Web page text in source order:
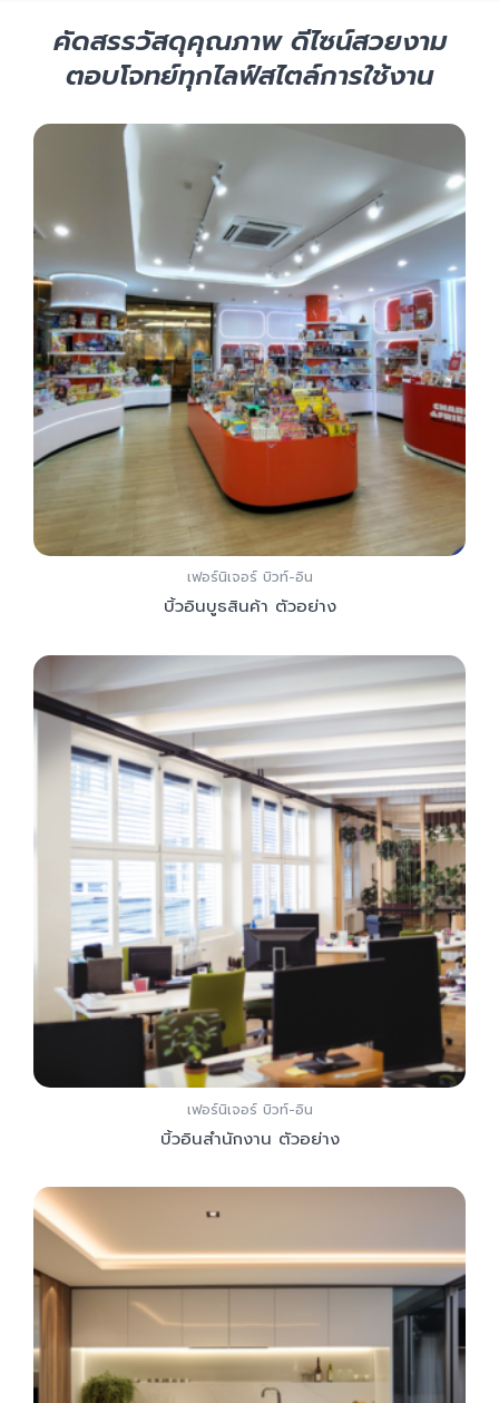
คัดสรรวัสดุคุณภาพ ดีไซน์สวยงาม
ตอบโจทย์ทุกไลฟ์สไตล์การใช้งาน
เฟอร์นิเจอร์ บิวท์-อิน
บิ้วอินบูธสินค้า ตัวอย่าง
เฟอร์นิเจอร์ บิวท์-อิน
บิ้วอินสำนักงาน ตัวอย่าง